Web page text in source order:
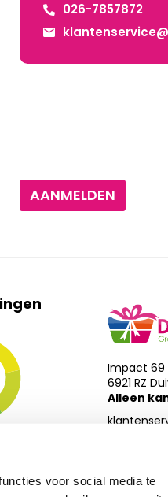
voor social media te
026-7857872
AANMELDEN
Impact 69
6921 RZ
Alleen
Wij zijn